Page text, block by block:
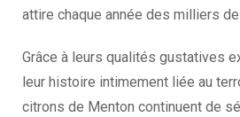
attire chaque année des milliers
Grâce à leurs qualités gustatives
leur histoire intimement liée au
citrons de Menton continuent de